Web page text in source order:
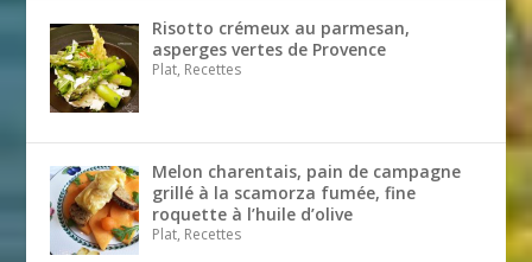
Risotto crémeux au parmesan,
asperges vertes de Provence
Plat, Recettes
Melon charentais, pain de campagne
grillé à la scamorza fumée, fine
roquette à l’huile d’olive
Plat, Recettes